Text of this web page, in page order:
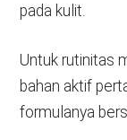
pada kulit.
Untuk rutinitas
bahan aktif
formulanya